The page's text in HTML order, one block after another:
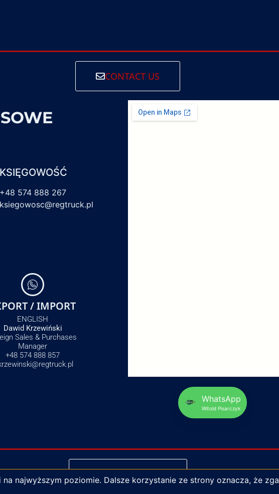
CONTACT US
+48 574 888 267
ksiegowosc@regtruck.pl
/ IMPORT
ENGLISH
Dawid Krzewiński
Sales & Purchases
Manager
+48 574 888 857
WhatsApp
Witold Pisarczyk
NAPISZ DO NAS
najwyższym poziomie. Dalsze korzystanie ze strony oznacza, że